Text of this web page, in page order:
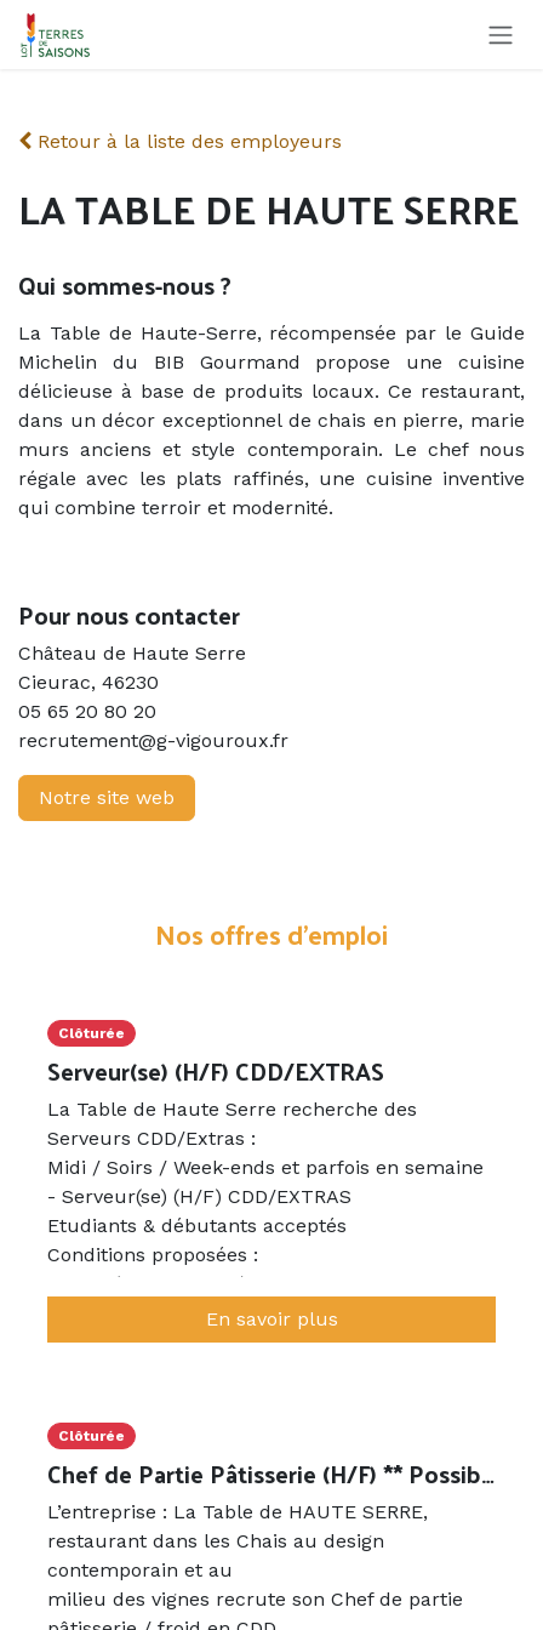
Se rendre au contenu
Retour à la liste des employeurs
LA TABLE DE HAUTE SERRE
Qui sommes-nous ?
La Table de Haute-Serre, récompensée par le Guide
Michelin du BIB Gourmand propose une cuisine
délicieuse à base de produits locaux. Ce restaurant,
dans un décor exceptionnel de chais en pierre, marie
murs anciens et style contemporain. Le chef nous
régale avec les plats raffinés, une cuisine inventive
qui combine terroir et modernité.
Pour nous contacter
Château de Haute Serre
Cieurac, 46230
05 65 20 80 20
recrutement@g-vigouroux.fr
Notre site web
Nos offres d'emploi
Clôturée
Serveur(se) (H/F) CDD/EXTRAS
La Table de Haute Serre recherche des
Serveurs CDD/Extras :
Midi / Soirs / Week-ends et parfois en semaine
- Serveur(se) (H/F) CDD/EXTRAS
Etudiants & débutants acceptés
Conditions proposées :
Nourri (selon horaire)
Rémunération : à partir de 12 € net/heure
selon expérience
En savoir plus
Clôturée
Chef de Partie Pâtisserie (H/F) ** Possibilité de Logement **
L’entreprise : La Table de HAUTE SERRE,
restaurant dans les Chais au design
contemporain et au
milieu des vignes recrute son Chef de partie